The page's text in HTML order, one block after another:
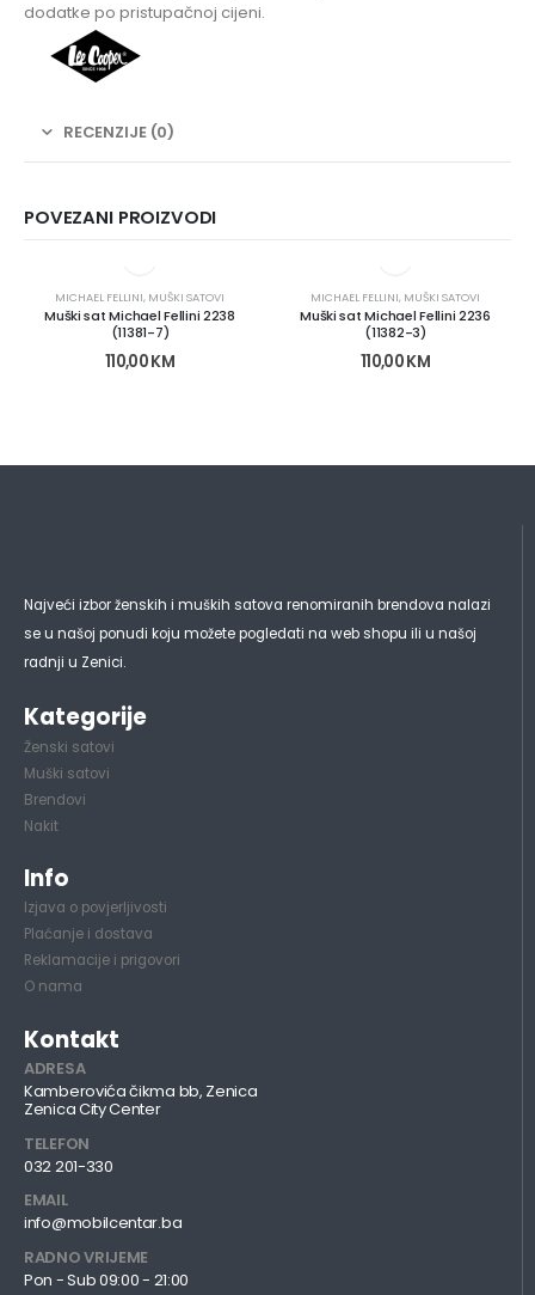
dodatke po pristupačnoj cijeni.
RECENZIJE (0)
POVEZANI PROIZVODI
MICHAEL FELLINI, MUŠKI SATOVI
Muški sat Michael Fellini 2238
(11381-7)
110,00KM
MICHAEL FELLINI, MUŠKI SATOVI
Muški sat Michael Fellini 2236
(11382-3)
110,00KM
Najveći izbor ženskih i muških satova renomiranih brendova nalazi
se u našoj ponudi koju možete pogledati na web shopu ili u našoj
radnji u Zenici.
Kategorije
Ženski satovi
Muški satovi
Brendovi
Nakit
Info
Izjava o povjerljivosti
Plaćanje i dostava
Reklamacije i prigovori
O nama
Kontakt
ADRESA
Kamberovića čikma bb, Zenica
Zenica City Center
TELEFON
032 201-330
EMAIL
info@mobilcentar.ba
RADNO VRIJEME
Pon - Sub 09:00 - 21:00